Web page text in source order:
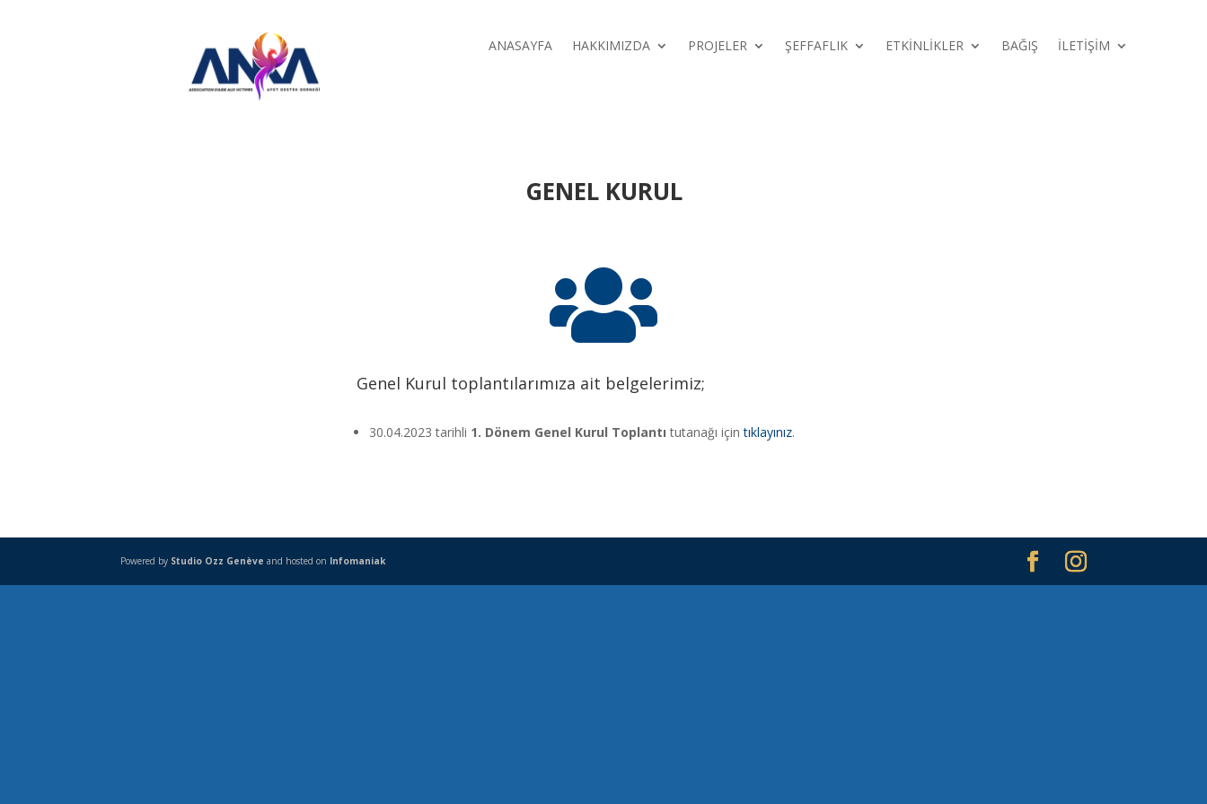
ANASAYFA HAKKIMIZDA PROJELER ŞEFFAFLIK ETKİNLİKLER BAĞIŞ İLETİŞİM
GENEL KURUL

Genel Kurul toplantılarımıza ait belgelerimiz;
30.04.2023 tarihli 1. Dönem Genel Kurul Toplantıtutanağı içintıklayınız.
Powered by Studio Ozz Genève and hosted on Infomaniak